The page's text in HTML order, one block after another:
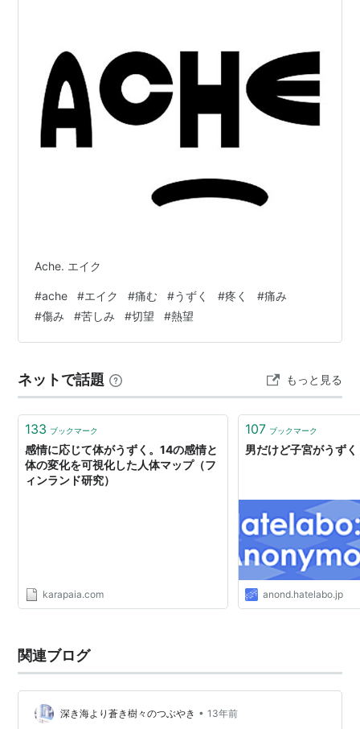
Ache. エイク
#ache #エイク #痛む #うずく #疼く #痛み
#傷み #苦しみ #切望 #熱望
ネットで話題 もっと見る
133 ブックマーク
感情に応じて体がうずく。14の感情と
体の変化を可視化した人体マップ（フ
ィンランド研究）
karapaia.com
107 ブックマーク
男だけど子宮がうずく
anond.hatelabo.jp
関連ブログ
深き海より蒼き樹々のつぶやき • 13年前